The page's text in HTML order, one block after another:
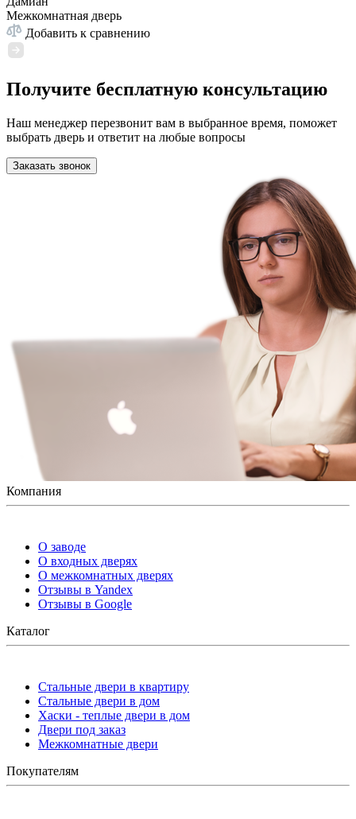
Межкомнатная дверь
Добавить к сравнению
Получите бесплатную консультацию
Наш менеджер перезвонит вам в выбранное время, поможет
выбрать дверь и ответит на любые вопросы
Заказать звонок
Компания
О заводе
О входных дверях
О межкомнатных дверях
Отзывы в Yandex
Отзывы в Google
Каталог
Стальные двери в квартиру
Стальные двери в дом
Хаски - теплые двери в дом
Двери под заказ
Межкомнатные двери
Покупателям